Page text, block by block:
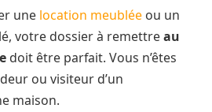
une location meublée ou un
votre dossier à remettreau
doit être parfait. Vous n’êtes
ou visiteur d’un
maison.